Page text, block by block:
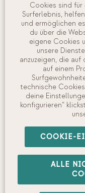
Interne
Anzeigen
©
Rechtliche
Richtlinie·
Cookies sind
Surferlebnis,
und ermöglichen
du über die
eigene Cookies
unsere
anzuzeigen, die
auf einem
technische
deine
konfigurieren“
COOKIE-
ALLE